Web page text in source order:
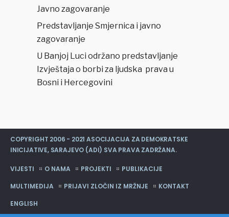
Javno zagovaranje
Predstavljanje Smjernica i javno
zagovaranje
U Banjoj Luci održano predstavljanje
Izvještaja o borbi za ljudska prava u
Bosni i Hercegovini
COPYRIGHT 2006 - 2021 ASOCIJACIJA ZA DEMOKRATSKE
INICIJATIVE, SARAJEVO (ADI) SVA PRAVA ZADRŽANA.
VIJESTI O NAMA PROJEKTI
PUBLIKACIJE
MULTIMEDIJA
PRIJAVI ZLOČIN IZ MRŽNJE
KONTAKT
ENGLISH